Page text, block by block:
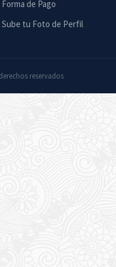
Forma de Pago
Sube tu Foto de Perfil
reservados